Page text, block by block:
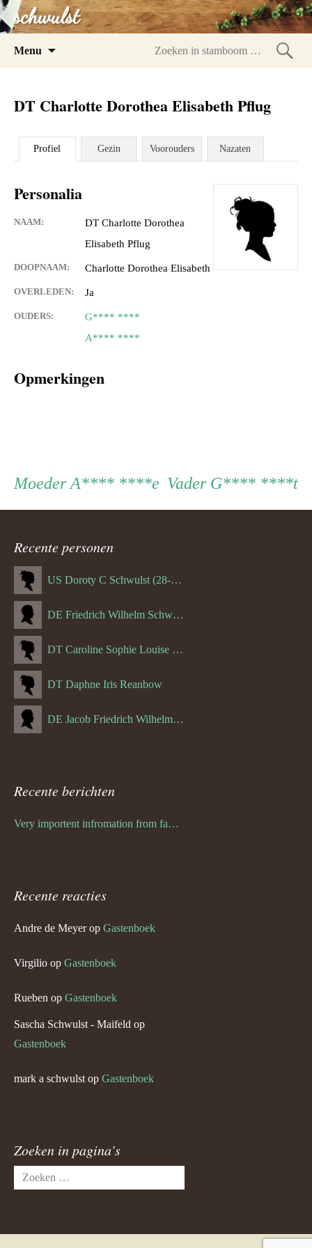
schwulst
Menu
DT Charlotte Dorothea Elisabeth Pflug
Profiel Gezin Voorouders Nazaten
Personalia
NAAM:
DT Charlotte Dorothea
Elisabeth Pflug
DOOPNAAM: Charlotte Dorothea Elisabeth
OVERLEDEN: Ja
OUDERS:
G**** ****
A**** ****
Opmerkingen
Persoon
ouder
navigatie
Vader Vader
G**** ****t
MoederMoeder
A**** ****e
Recente personen
US Doroty C Schwulst (28-12-1919)
DE Friedrich Wilhelm Schwulst
DT Caroline Sophie Louise Schreuder born Schwulst (13-05-1866)
DT Daphne Iris Reanbow
DE Jacob Friedrich Wilhelm Hurth
Recente berichten
Very importent infromation from family Schwulst
Recente reacties
Andre de Meyerop Gastenboek
Virgilio op Gastenboek
Rueben op Gastenboek
Sascha Schwulst - Maifeld op
Gastenboek
mark a schwulst op Gastenboek
Zoeken in pagina’s
Zoeken
naar: